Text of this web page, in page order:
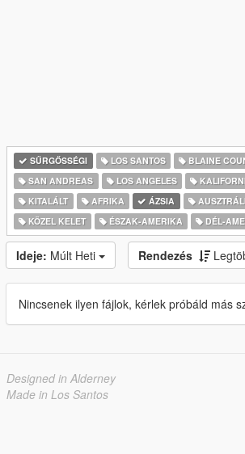
SŰRGŐSSÉGI LOS SANTOS
BLAINE
SAN ANDREAS
LOS ANGELES
KITALÁLT
AFRIKA ÁZSIA
KÖZEL KELET
ÉSZAK-AMERIKA DÉL-
Ideje: Múlt Heti Rendezés
Nincsenek ilyen fájlok, kérlek próbáld más
Designed in Alderney
Made in Los Santos